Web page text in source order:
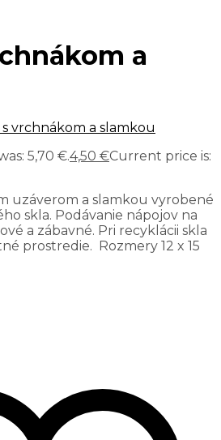
a
s vrchnákom a slamkou
5,70 €.4,50 €Current price is:
uzáverom a slamkou vyrobené
skla. Podávanie nápojov na
a zábavné. Pri recyklácii skla
prostredie. Rozmery 12 x 15